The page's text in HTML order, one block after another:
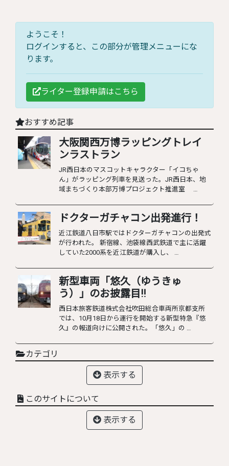
ようこそ！
ログインすると、この部分が管理メニューにな
ります。
ライター登録申請はこちら
おすすめ記事
大阪関西万博ラッピングトレイ
ンラストラン
JR西日本のマスコットキャラクター「イコちゃ
ん」がラッピング列車を見送った。JR西日本、地
域まちづくり本部万博プロジェクト推進室 …
ドクターガチャコン出発進行！
近江鉄道八日市駅ではドクターガチャコンの出発式
が行われた。 新宿線、池袋線西武鉄道で主に活躍
していた2000系を近江鉄道が購入し、 …
新型車両「悠久（ゆうきゅ
う）」のお披露目‼︎
西日本旅客鉄道株式会社吹田総合車両所京都支所
では、10月18日から運行を開始する新型特急『悠
久』の報道向けに公開された。「悠久」の …
カテゴリ
表示する
このサイトについて
表示する